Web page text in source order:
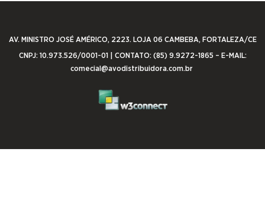
AV. MINISTRO JOSÉ AMÉRICO, 2223. LOJA 06 CAMBEBA, FORTALEZA/CE
CNPJ: 10.973.526/0001-01 | CONTATO: (85) 9.9272-1865 – E-MAIL:
comecial@avodistribuidora.com.br